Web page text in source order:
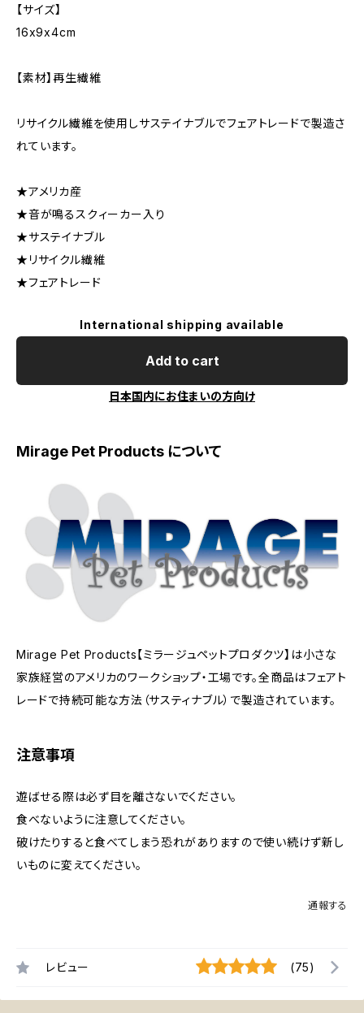
【サイズ】
16x9x4cm
【素材】再生繊維
リサイクル繊維を使用しサステイナブルでフェアトレードで製造さ
れています。
★アメリカ産
★音が鳴るスクィーカー入り
★サステイナブル
★リサイクル繊維
★フェアトレード
International shipping available
Add to cart
日本国内にお住まいの方向け
Mirage Pet Products について
Mirage Pet Products【ミラージュペットプロダクツ】は小さな
家族経営のアメリカのワークショップ・工場です。全商品はフェアト
レードで持続可能な方法（サスティナブル）で製造されています。
注意事項
遊ばせる際は必ず目を離さないでください。
食べないように注意してください。
破けたりすると食べてしまう恐れがありますので使い続けず新し
いものに変えてください。
通報する
レビュー (75)